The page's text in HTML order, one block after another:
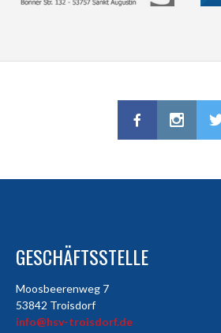
GESCHÄFTSSTELLE
Moosbeerenweg 7
53842 Troisdorf
info@hsv-troisdorf.de